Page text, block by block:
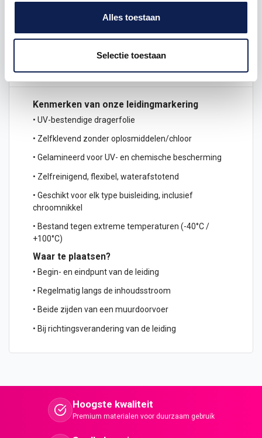
Alles toestaan
Selectie toestaan
Omschrijving
Kenmerken van onze leidingmarkering
• UV-bestendige dragerfolie
• Zelfklevend zonder oplosmiddelen/chloor
• Gelamineerd voor UV- en chemische bescherming
• Zelfreinigend, flexibel, waterafstotend
• Geschikt voor elk type buisleiding, inclusief
chroomnikkel
• Bestand tegen extreme temperaturen (-40°C /
+100°C)
Waar te plaatsen?
• Begin- en eindpunt van de leiding
• Regelmatig langs de inhoudsstroom
• Beide zijden van een muurdoorvoer
• Bij richtingsverandering van de leiding
Hoogste kwaliteit
Premium materialen voor duurzaam gebruik